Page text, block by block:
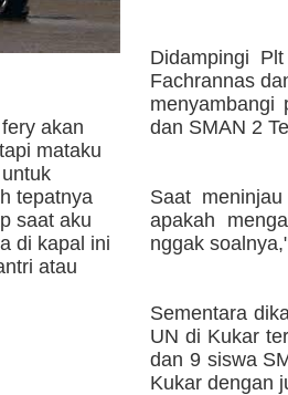
akan
mataku
tepatnya
saat aku
di kapal ini
atau
Didampingi
Fachrannas
menyambangi
dan SMAN 2
Saat
apakah
nggak
Sementara
UN di Kukar
dan 9 siswa
Kukar dengan